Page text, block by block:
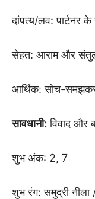
दांपत्य/लव: पार्टनर
सेहत: आराम और
आर्थिक: सोच-
सावधानी: विवाद और
शुभ अंक: 2, 7
शुभ रंग: समुद्री नीला